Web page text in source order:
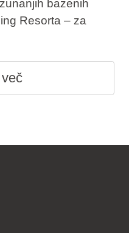
bazenih
Resorta – za